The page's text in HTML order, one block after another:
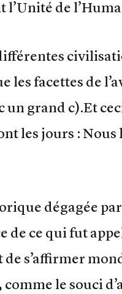
de
les facettes de
un grand c).Et
les jours :
dégagée
de ce qui fut
s’affirmer
le souci